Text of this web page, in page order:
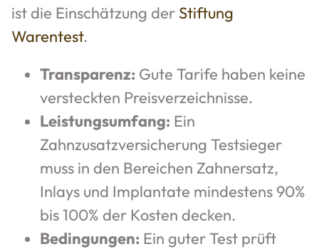
ist die Einschätzung der Stiftung
Warentest.
Transparenz: Gute Tarife haben keine
versteckten Preisverzeichnisse.
Leistungsumfang: Ein
Zahnzusatzversicherung Testsieger
muss in den Bereichen Zahnersatz,
Inlays und Implantate mindestens 90%
bis 100% der Kosten decken.
Bedingungen: Ein guter Test prüft